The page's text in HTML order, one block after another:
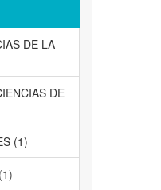
DE LA
DE
(1)